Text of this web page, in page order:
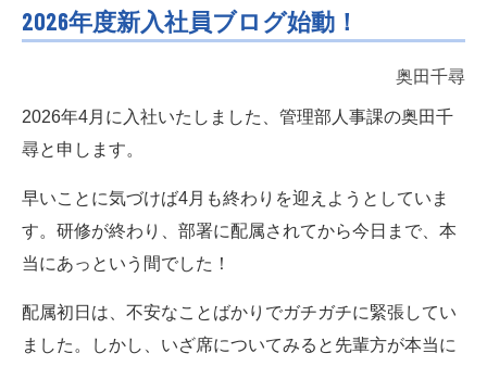
2026年度新入社員ブログ始動！
奥田千尋
2026年4月に入社いたしました、管理部人事課の奥田千
尋と申します。
早いことに気づけば4月も終わりを迎えようとしていま
す。研修が終わり、部署に配属されてから今日まで、本
当にあっという間でした！
配属初日は、不安なことばかりでガチガチに緊張してい
ました。しかし、いざ席についてみると先輩方が本当に